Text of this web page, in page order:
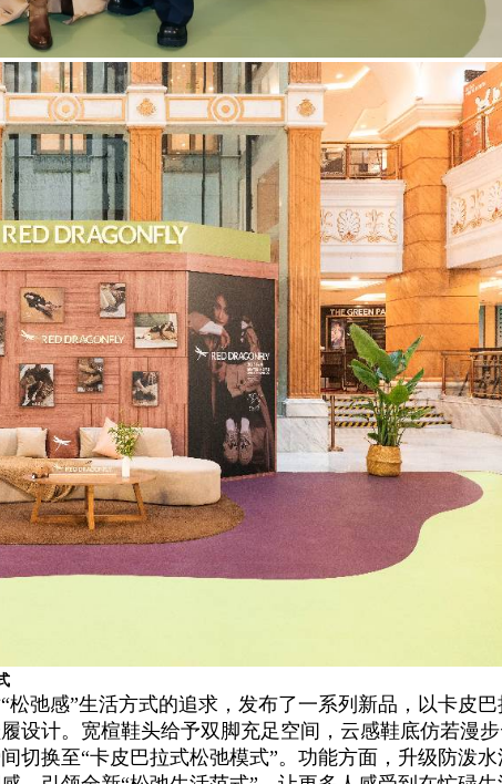
弛感”生活方式的追求，发布了一系列新品，以卡皮巴
设计。宽楦鞋头给予双脚充足空间，云感鞋底仿若漫
切换至“卡皮巴拉式松弛模式”。功能方面，升级防泼水